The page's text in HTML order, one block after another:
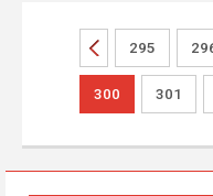
295
300 301